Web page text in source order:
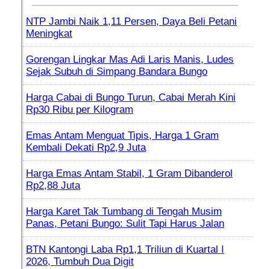
NTP Jambi Naik 1,11 Persen, Daya Beli Petani
Meningkat
Gorengan Lingkar Mas Adi Laris Manis, Ludes
Sejak Subuh di Simpang Bandara Bungo
Harga Cabai di Bungo Turun, Cabai Merah Kini
Rp30 Ribu per Kilogram
Emas Antam Menguat Tipis, Harga 1 Gram
Kembali Dekati Rp2,9 Juta
Harga Emas Antam Stabil, 1 Gram Dibanderol
Rp2,88 Juta
Harga Karet Tak Tumbang di Tengah Musim
Panas, Petani Bungo: Sulit Tapi Harus Jalan
BTN Kantongi Laba Rp1,1 Triliun di Kuartal I
2026, Tumbuh Dua Digit